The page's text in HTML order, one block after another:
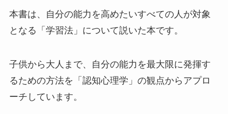
本書は、自分の能力を高めたいすべての人が対象
となる「学習法」について説いた本です。
子供から大人まで、自分の能力を最大限に発揮す
るための方法を「認知心理学」の観点からアプロ
ーチしています。